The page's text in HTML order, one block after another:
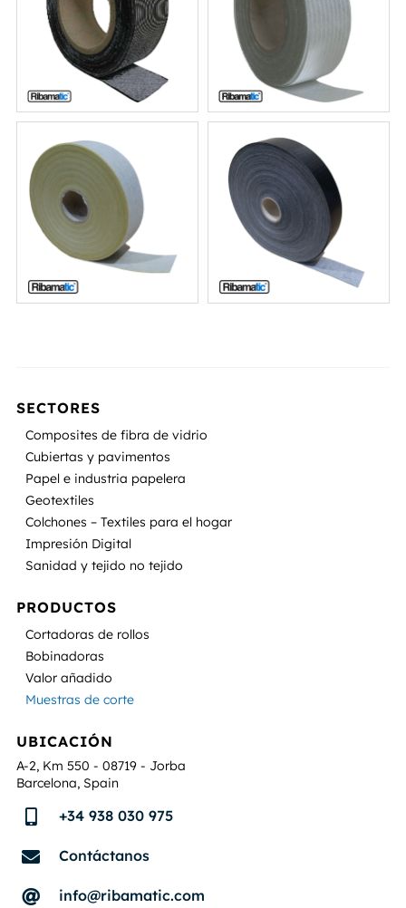
SECTORES
Composites de fibra de vidrio
Cubiertas y pavimentos
Papel e industria papelera
Geotextiles
Colchones – Textiles para el hogar
Impresión Digital
Sanidad y tejido no tejido
PRODUCTOS
Cortadoras de rollos
Bobinadoras
Valor añadido
Muestras de corte
UBICACIÓN
A-2, Km 550 - 08719 - Jorba
Barcelona, Spain
 +34 938 030 975
 Contáctanos
 info@ribamatic.com